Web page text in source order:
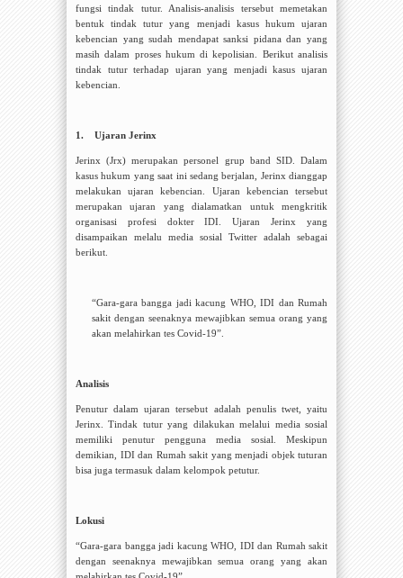
fungsi tindak tutur. Analisis-analisis tersebut memetakan
bentuk tindak tutur yang menjadi kasus hukum ujaran
kebencian yang sudah mendapat sanksi pidana dan yang
masih dalam proses hukum di kepolisian. Berikut analisis
tindak tutur terhadap ujaran yang menjadi kasus ujaran
kebencian.
1. Ujaran Jerinx
Jerinx (Jrx) merupakan personel grup band SID. Dalam
kasus hukum yang saat ini sedang berjalan, Jerinx dianggap
melakukan ujaran kebencian. Ujaran kebencian tersebut
merupakan ujaran yang dialamatkan untuk mengkritik
organisasi profesi dokter IDI. Ujaran Jerinx yang
disampaikan melalu media sosial Twitter adalah sebagai
berikut.
“Gara-gara bangga jadi kacung WHO, IDI dan Rumah
sakit dengan seenaknya mewajibkan semua orang yang
akan melahirkan tes Covid-19”.
Analisis
Penutur dalam ujaran tersebut adalah penulis twet, yaitu
Jerinx. Tindak tutur yang dilakukan melalui media sosial
memiliki penutur pengguna media sosial. Meskipun
demikian, IDI dan Rumah sakit yang menjadi objek tuturan
bisa juga termasuk dalam kelompok petutur.
Lokusi
“Gara-gara bangga jadi kacung WHO, IDI dan Rumah sakit
dengan seenaknya mewajibkan semua orang yang akan